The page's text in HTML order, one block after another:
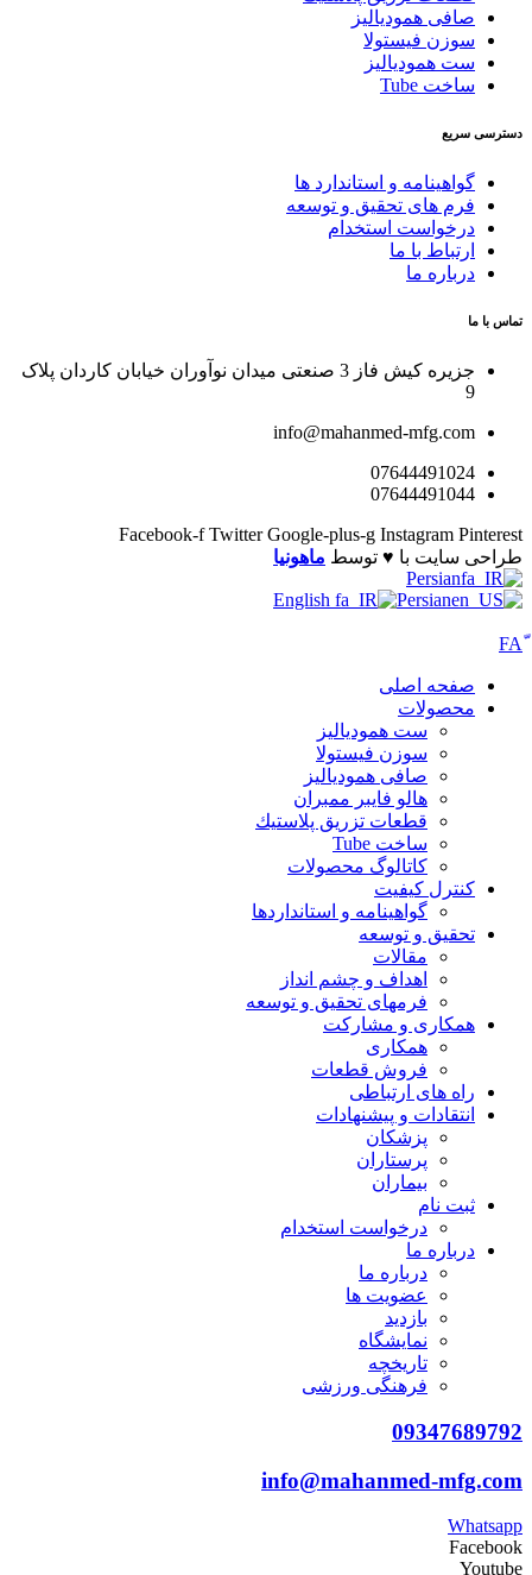
صافی همودیالیز
سوزن فیستولا
ست همودیالیز
ساخت Tube
دسترسی سریع
گواهینامه و استاندارد ها
فرم های تحقیق و توسعه
درخواست استخدام
ارتباط با ما
درباره ما
تماس با ما
جزیره کیش فاز 3 صنعتی میدان نوآوران خیابان کاردان پلاک
9
info@mahanmed-mfg.com
07644491024
07644491044
Facebook-f Twitter Google-plus-g Instagram Pinterest
طراحی سایت با ♥️ توسط ماهونیا
Persian
English
Persian
صفحه اصلی
محصولات
ست همودیالیز
سوزن فیستولا
صافی همودیالیز
هالو فایبر ممبران
قطعات تزريق پلاستيك
ساخت Tube
کاتالوگ محصولات
کنترل کیفیت
گواهينامه و استانداردها
تحقيق و توسعه
مقالات
اهداف و چشم انداز
فرمهای تحقیق و توسعه
همکاری و مشارکت
همکاری
فروش قطعات
راه های ارتباطی
انتقادات و پيشنهادات
پزشكان
پرستاران
بيماران
ثبت نام
درخواست استخدام
درباره ما
درباره ما
عضویت ها
بازدید
نمایشگاه
تاريخچه
فرهنگی ورزشی
09347689792
info@mahanmed-mfg.com
Whatsapp
Facebook
Youtube